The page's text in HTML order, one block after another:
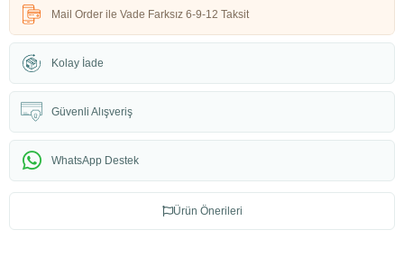
Mail Order ile Vade Farksız 6-9-12 Taksit
Kolay İade
Güvenli Alışveriş
WhatsApp Destek
Ürün Önerileri